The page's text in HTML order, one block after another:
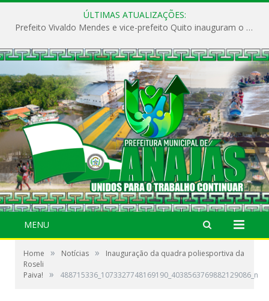
ÚLTIMAS ATUALIZAÇÕES:
Prefeito Vivaldo Mendes e vice-prefeito Quito inauguram o CAPS e fortalecem a saúde pública em Anajás.
MENU
Home » Notícias »
Inauguração da quadra poliesportiva da
Roseli
Paiva!
» 488715336_1073327748169190_4038563769882129086_n